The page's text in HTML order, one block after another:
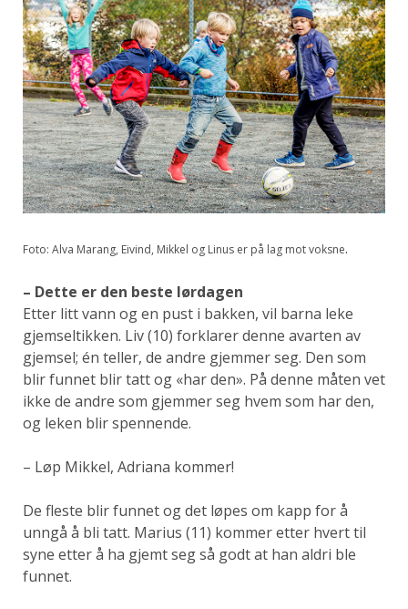
Foto: Alva Marang, Eivind, Mikkel og Linus er på lag mot voksne.
– Dette er den beste lørdagen
Etter litt vann og en pust i bakken, vil barna leke
gjemseltikken. Liv (10) forklarer denne avarten av
gjemsel; én teller, de andre gjemmer seg. Den som
blir funnet blir tatt og «har den». På denne måten vet
ikke de andre som gjemmer seg hvem som har den,
og leken blir spennende.
– Løp Mikkel, Adriana kommer!
De fleste blir funnet og det løpes om kapp for å
unngå å bli tatt. Marius (11) kommer etter hvert til
syne etter å ha gjemt seg så godt at han aldri ble
funnet.